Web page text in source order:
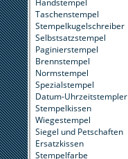
Handstempel
Taschenstempel
Stempelkugelschreiber
Selbstsatzstempel
Paginierstempel
Brennstempel
Normstempel
Spezialstempel
Datum-Uhrzeitstempler
Stempelkissen
Wiegestempel
Siegel und Petschaften
Ersatzkissen
Stempelfarbe